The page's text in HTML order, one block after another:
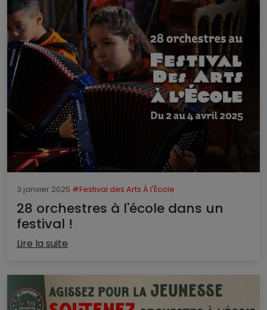
3 janvier 2025 #Festival des Arts À l'École
28 orchestres à l'école dans un
festival !
Lire la suite